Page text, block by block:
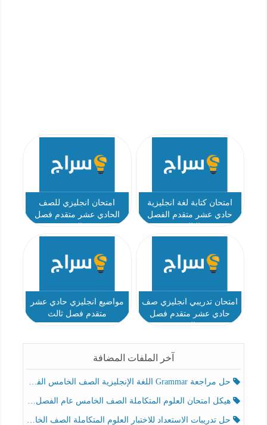
امتحان كتابة لغة انجليزية
حادي عشر متقدم الفصل
امتحان انجليزي للصف
الحادي عشر متقدم فصل
امتحان تدريبي انجليزي صف
حادي عشر متقدم فصل
مواضيع انجليزي حادي عشر
متقدم فصل ثالث
آخر الملفات المضافة
حل مراجعة Grammar اللغة الإنجليزية الصف الخامس الفصل الثالث
هيكل امتحان العلوم المتكاملة الصف الخامس عام الفصل الدراسي الثالث 2025-2026
حل تدريبات الاستعداد للاختبار العلوم المتكاملة الصف الخامس عام الفصل الثالث